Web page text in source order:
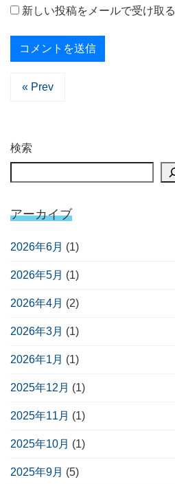
新しい投稿をメールで受け取る
« Prev
検索
アーカイブ
2026年6月 (1)
2026年5月 (1)
2026年4月 (2)
2026年3月 (1)
2026年1月 (1)
2025年12月 (1)
2025年11月 (1)
2025年10月 (1)
2025年9月 (5)